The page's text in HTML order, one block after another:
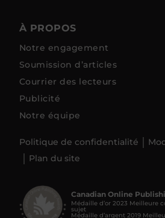
À PROPOS
Notre engagement
Soumission d’articles
Courrier des lecteurs
Publicité
Notre équipe
Politique de confidentialité
Plan du site
Canadian Online
Médaille d’or 2023 Meilleure
sujet
Médaille d’argent 2019